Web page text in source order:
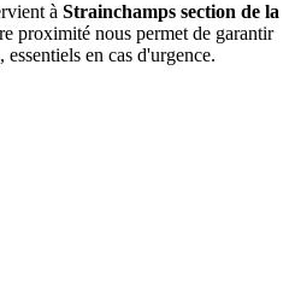
à Strainchamps section de la
proximité nous permet de garantir
en cas d'urgence.